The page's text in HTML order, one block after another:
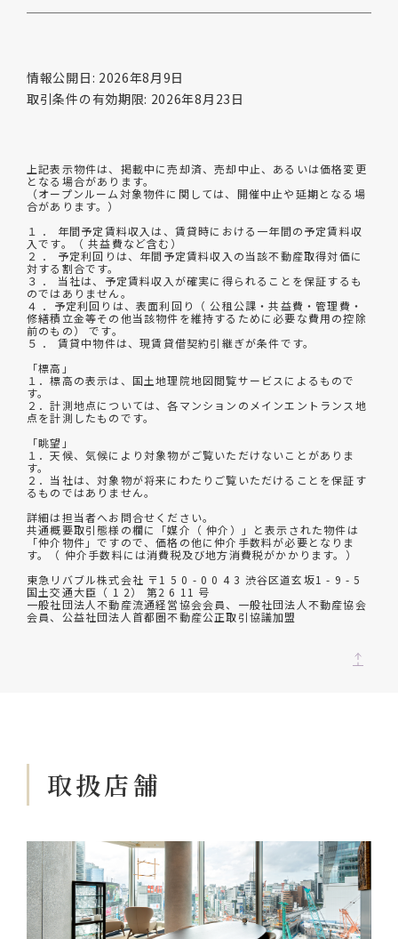
情報公開日: 2026年8月9日
取引条件の有効期限: 2026年8月23日
上記表示物件は、掲載中に売却済、売却中止、あるいは価格変更
となる場合があります。
（オープンルーム対象物件に関しては、開催中止や延期となる場
合があります。）
１ ． 年間予定賃料収入は、賃貸時における一年間の予定賃料収
入です。（ 共益費など含む）
２ ． 予定利回りは、年間予定賃料収入の当該不動産取得対価に
対する割合です。
３ ． 当社は、予定賃料収入が確実に得られることを保証するも
のではありません。
４ ．予定利回りは、表面利回り（ 公租公課・共益費・管理費・
修繕積立金等その他当該物件を維持するために必要な費用の控除
前のもの） です。
５ ． 賃貸中物件は、現賃貸借契約引継ぎが条件です。
「標高」
１．標高の表示は、国土地理院地図閲覧サービスによるもので
す。
２．計測地点については、各マンションのメインエントランス地
点を計測したものです。
「眺望」
１．天候、気候により対象物がご覧いただけないことがありま
す。
２．当社は、対象物が将来にわたりご覧いただけることを保証す
るものではありません。
詳細は担当者へお問合せください。
共通概要取引態様の欄に「媒介（ 仲介）」と表示された物件は
「仲介物件」ですので、価格の他に仲介手数料が必要となりま
す。（ 仲介手数料には消費税及び地方消費税がかかります。）
東急リバブル株式会社 〒1 5 0 - 0 0 4 3 渋谷区道玄坂1 - 9 - 5
国土交通大臣（ 1 2） 第2 6 11 号
一般社団法人不動産流通経営協会会員、一般社団法人不動産協会
会員、公益社団法人首都圏不動産公正取引協議加盟
取扱店舗